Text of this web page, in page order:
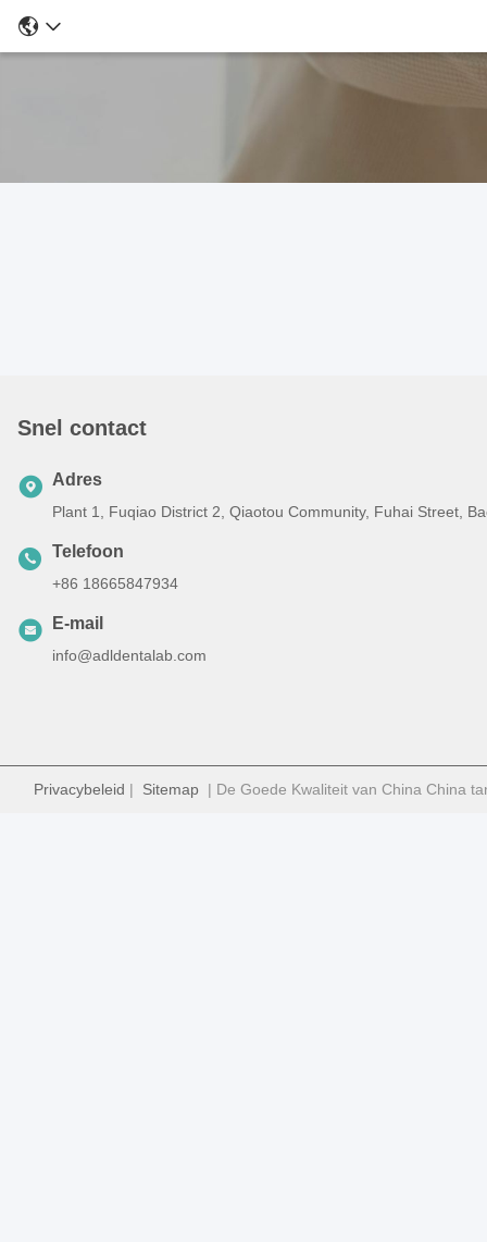
Snel contact
Adres
Plant 1, Fuqiao District 2, Qiaotou Community, Fuhai Street,
Telefoon
+86 18665847934
E-mail
info@adldentalab.com
Privacybeleid | Sitemap | De Goede Kwaliteit van China China